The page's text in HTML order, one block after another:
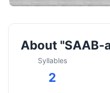
About "SAAB-
Syllables
2